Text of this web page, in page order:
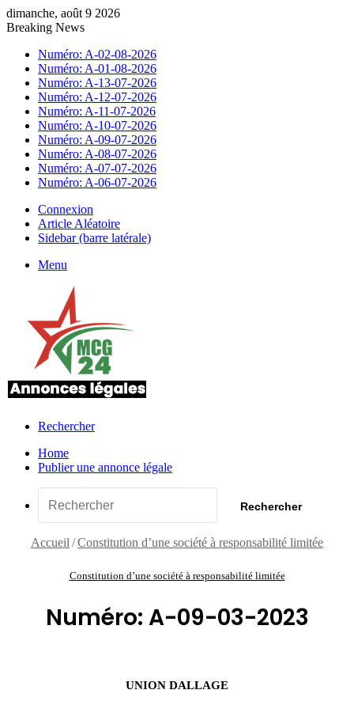
dimanche, août 9 2026
Breaking News
Numéro: A-02-08-2026
Numéro: A-01-08-2026
Numéro: A-13-07-2026
Numéro: A-12-07-2026
Numéro: A-11-07-2026
Numéro: A-10-07-2026
Numéro: A-09-07-2026
Numéro: A-08-07-2026
Numéro: A-07-07-2026
Numéro: A-06-07-2026
Connexion
Article Aléatoire
Sidebar (barre latérale)
Menu
Rechercher
Home
Publier une annonce légale
Rechercher
Accueil /Constitution d’une société à responsabilité limitée
Constitution d’une société à responsabilité limitée
Numéro: A-09-03-2023
UNION DALLAGE